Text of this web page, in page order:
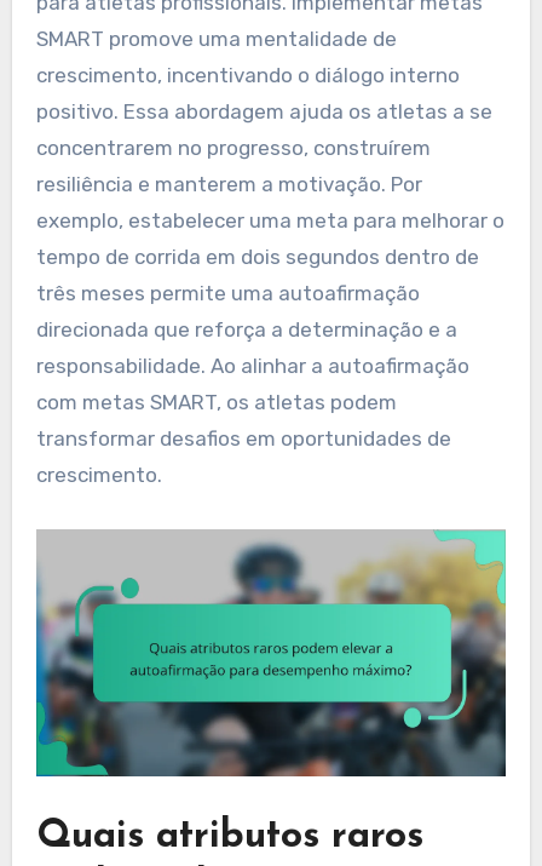
SMART promove uma mentalidade de
crescimento, incentivando o diálogo interno
positivo. Essa abordagem ajuda os atletas a se
concentrarem no progresso, construírem
resiliência e manterem a motivação. Por
exemplo, estabelecer uma meta para melhorar o
tempo de corrida em dois segundos dentro de
três meses permite uma autoafirmação
direcionada que reforça a determinação e a
responsabilidade. Ao alinhar a autoafirmação
com metas SMART, os atletas podem
transformar desafios em oportunidades de
crescimento.
Quais atributos raros